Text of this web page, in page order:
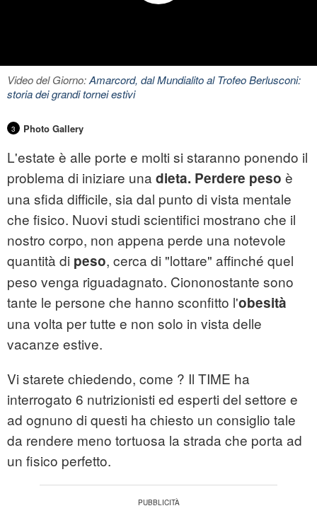
Video del Giorno:Amarcord, dal Mundialito al Trofeo Berlusconi:
storia dei grandi tornei estivi
3 Photo Gallery
L'estate è alle porte e molti si staranno ponendo il
problema di iniziare una dieta. Perdere peso è
una sfida difficile, sia dal punto di vista mentale
che fisico. Nuovi studi scientifici mostrano che il
nostro corpo, non appena perde una notevole
quantità di peso, cerca di "lottare" affinché quel
peso venga riguadagnato. Ciononostante sono
tante le persone che hanno sconfitto l'obesità
una volta per tutte e non solo in vista delle
vacanze estive.
Vi starete chiedendo, come ? Il TIME ha
interrogato 6 nutrizionisti ed esperti del settore e
ad ognuno di questi ha chiesto un consiglio tale
da rendere meno tortuosa la strada che porta ad
un fisico perfetto.